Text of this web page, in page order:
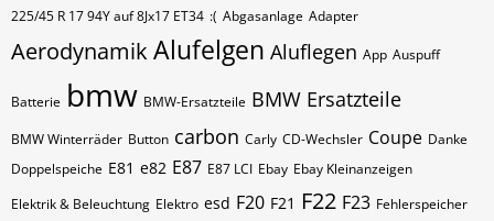
225/45 R 17 94Y auf 8Jx17 ET34 :( Abgasanlage Adapter
Aerodynamik Alufelgen Aluflegen App Auspuff
Batterie bmw BMW-Ersatzteile BMW Ersatzteile
BMW Winterräder Button carbon Carly CD-Wechsler Coupe Danke
Doppelspeiche E81 e82 E87 E87 LCI Ebay Ebay Kleinanzeigen
Elektrik & Beleuchtung Elektro esd F20 F21 F22 F23 Fehlerspeicher